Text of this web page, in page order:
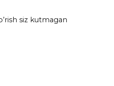
siz kutmagan